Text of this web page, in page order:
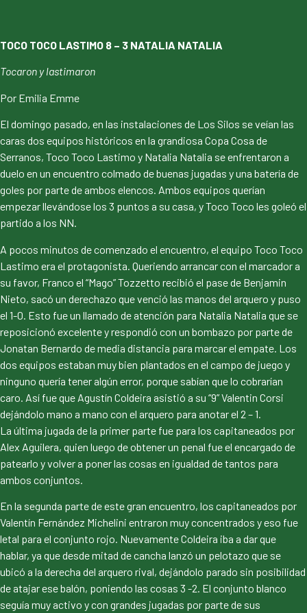
TOCO TOCO LASTIMO 8 – 3 NATALIA NATALIA
Tocaron y lastimaron
Por Emilia Emme
El domingo pasado, en las instalaciones de Los Silos se veían las
caras dos equipos históricos en la grandiosa Copa Cosa de
Serranos, Toco Toco Lastimo y Natalia Natalia se enfrentaron a
duelo en un encuentro colmado de buenas jugadas y una batería de
goles por parte de ambos elencos. Ambos equipos querían
empezar llevándose los 3 puntos a su casa, y Toco Toco les goleó el
partido a los NN.
A pocos minutos de comenzado el encuentro, el equipo Toco Toco
Lastimo era el protagonista. Queriendo arrancar con el marcador a
su favor, Franco el “Mago” Tozzetto recibió el pase de Benjamin
Nieto, sacó un derechazo que venció las manos del arquero y puso
el 1-0. Esto fue un llamado de atención para Natalia Natalia que se
reposicionó excelente y respondió con un bombazo por parte de
Jonatan Bernardo de media distancia para marcar el empate. Los
dos equipos estaban muy bien plantados en el campo de juego y
ninguno quería tener algún error, porque sabían que lo cobrarían
caro. Así fue que Agustín Coldeira asistió a su “9” Valentin Corsi
dejándolo mano a mano con el arquero para anotar el 2 – 1.
La última jugada de la primer parte fue para los capitaneados por
Alex Aguilera, quien luego de obtener un penal fue el encargado de
patearlo y volver a poner las cosas en igualdad de tantos para
ambos conjuntos.
En la segunda parte de este gran encuentro, los capitaneados por
Valentín Fernández Michelini entraron muy concentrados y eso fue
letal para el conjunto rojo. Nuevamente Coldeira iba a dar que
hablar, ya que desde mitad de cancha lanzó un pelotazo que se
ubicó a la derecha del arquero rival, dejándolo parado sin posibilidad
de atajar ese balón, poniendo las cosas 3 -2. El conjunto blanco
seguía muy activo y con grandes jugadas por parte de sus